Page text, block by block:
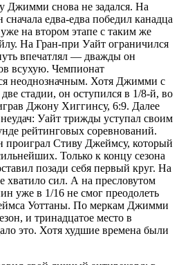
Джимми снова не задался. На
едва-едва победил канадца
на втором этапе с таким же
На Гран-при Уайт ограничился
впечатлял — дважды он
всухую. Чемпионат
неоднозначным. Хотя Джимми с
стадии, он оступился в 1/8-й, во
Джону Хиггинсу, 6:9. Далее
Уайт трижды уступал своим
рейтинговых соревнований.
проиграл Стиву Джеймсу, который
Только к концу сезона
позади себя первый круг. На
хватило сил. А на пресловутом
уже в 1/16 не смог преодолеть
Уоттаны. По меркам Джимми
и тринадцатое место в
это. Хотя худшие времена были